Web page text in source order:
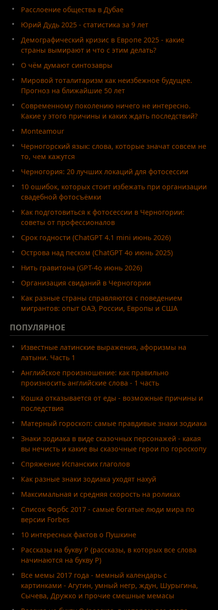
Расслоение общества в Дубае
Юрий Дудь 2025 - статистика за 9 лет
Демографический кризис в Европе 2025 - какие
страны вымирают и что с этим делать?
О чём думают синтозавры
Мировой тоталитаризм как неизбежное будущее.
Прогноз на ближайшие 50 лет
Современному поколению ничего не интересно.
Какие у этого причины и каких ждать последствий?
Monteamour
Черногорский язык: слова, которые значат совсем не
то, чем кажутся
Черногория: 20 лучших локаций для фотосессии
10 ошибок, которых стоит избежать при организации
свадебной фотосъёмки
Как подготовиться к фотосессии в Черногории:
советы от профессионалов
Срок годности (ChatGPT 4.1 mini июнь 2026)
Острова над песком (ChatGPT 4o июнь 2025)
Нить гравитона (GPT-4o июнь 2026)
Организация свиданий в Черногории
Как разные страны справляются с поведением
мигрантов: опыт ОАЭ, России, Европы и США
ПОПУЛЯРНОЕ
Известные латинские выражения, афоризмы на
латыни. Часть 1
Английское произношение: как правильно
произносить английские слова - 1 часть
Кошка отказывается от еды - возможные причины и
последствия
Матерный гороскоп: самые правдивые знаки зодиака
Знаки зодиака в виде сказочных персонажей - какая
вы нечисть и какие вы сказочные герои по гороскопу
Спряжение Испанских глаголов
Как разные знаки зодиака уходят нахуй
Максимальная и средняя скорость на роликах
Список Форбс 2017 - самые богатые люди мира по
версии Forbes
10 интересных фактов о Пушкине
Рассказы на букву Р (рассказы, в которых все слова
начинаются на букву Р)
Все мемы 2017 года - мемный календарь с
картинками - Агутин, умный негр, ждун, Шурыгина,
Сычева, Дружко и прочие смешные мемасы